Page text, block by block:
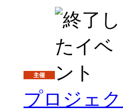
プロジェク